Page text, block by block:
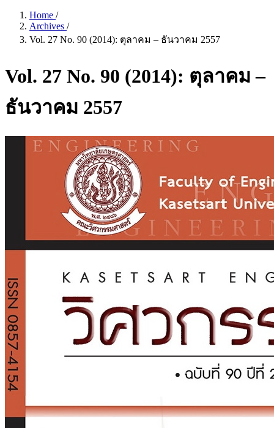
Home /
Archives /
Vol. 27 No. 90 (2014): ตุลาคม – ธันวาคม 2557
Vol. 27 No. 90 (2014): ตุลาคม –
ธันวาคม 2557